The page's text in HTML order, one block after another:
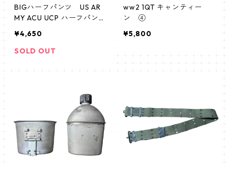
BIGハーフパンツ US AR
MY ACU UCP ハーフパン
¥4,650
SOLD OUT
ww2 1QT キャンティー
ン ④
¥5,800